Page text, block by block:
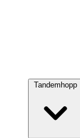
Tandemhopp